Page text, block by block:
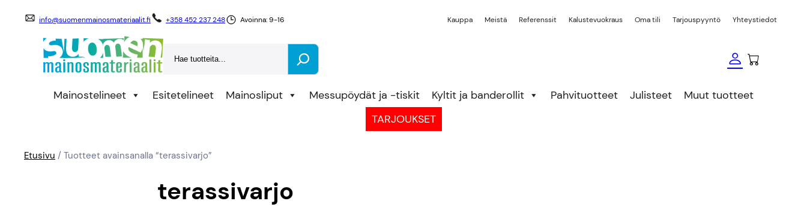
info@suomenmainosmateriaalit.fi +358 452 237 248 Avoinna: 9-16 Kauppa Meistä Referenssit Kalustevuokraus Oma tili Tarjouspyyntö Yhteystiedot
Search
Mainostelineet Esitetelineet Mainosliput Messupöydät ja -tiskit Kyltit ja banderollit Pahvituotteet Julisteet
Muut tuotteet
TARJOUKSET
Etusivu / Tuotteet avainsanalla “terassivarjo”
terassivarjo